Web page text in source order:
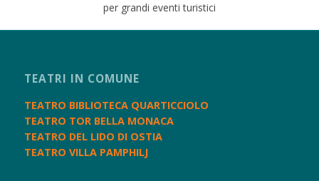
per grandi eventi turistici
TEATRI IN COMUNE
TEATRO BIBLIOTECA QUARTICCIOLO
TEATRO TOR BELLA MONACA
TEATRO DEL LIDO DI OSTIA
TEATRO VILLA PAMPHILJ